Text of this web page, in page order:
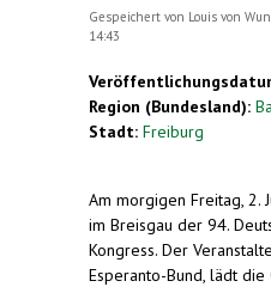
Gespeichert von Louis von
14:43
Region (Bundesland):
Stadt: Freiburg
Am morgigen Freitag, 2.
im Breisgau der 94.
Kongress. Der
Esperanto-Bund, lädt